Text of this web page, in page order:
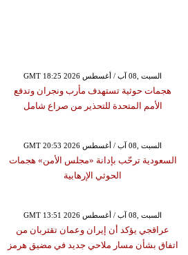
GMT 18:25 2026 السبت ,08 آب / أغسطس
هجمات حوثية تستهدف مأرب ونجران وتدفع
الأمم المتحدة للتحذير من صراع شامل
GMT 20:53 2026 السبت ,08 آب / أغسطس
السعودية ترحّب بإدانة «مجلس الأمن» هجمات
الحوثي الإرهابية
GMT 13:51 2026 السبت ,08 آب / أغسطس
عراقجي يؤكد أن إيران وعمان تقتربان من
اتفاق بشأن مسار ملاحي جديد في مضيق هرمز